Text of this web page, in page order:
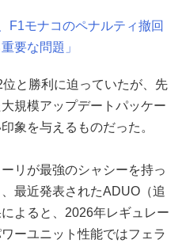
F1モナコのペナルティ撤回
要な問題」
と勝利に迫っていたが、先
規模アップデートパッケー
象を与えるものだった。
リが最強のシャシーを持っ
最近発表されたADUO（追
よると、2026年レギュレー
ーユニット性能ではフェラ